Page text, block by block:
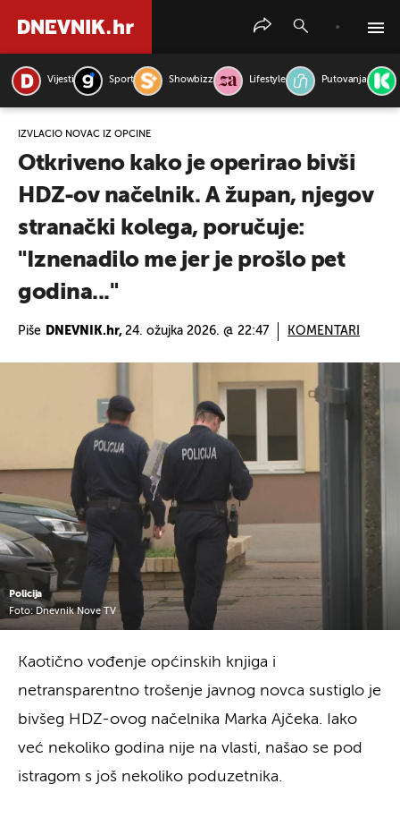
Vijesti Sport Showbizz Lifestyle Putovanja
IZVLAČIO NOVAC IZ OPĆINE
Otkriveno kako je operirao bivši
HDZ-ov načelnik. A župan, njegov
stranački kolega, poručuje:
"Iznenadilo me jer je prošlo pet
godina..."
Piše DNEVNIK.hr, 24. ožujka 2026. @ 22:47 KOMENTARI
Policija
Foto: Dnevnik Nove TV
Kaotično vođenje općinskih knjiga i
netransparentno trošenje javnog novca sustiglo je
bivšeg HDZ-ovog načelnika Marka Ajčeka. Iako
već nekoliko godina nije na vlasti, našao se pod
istragom s još nekoliko poduzetnika.
PRETRAŽITE VIJESTI